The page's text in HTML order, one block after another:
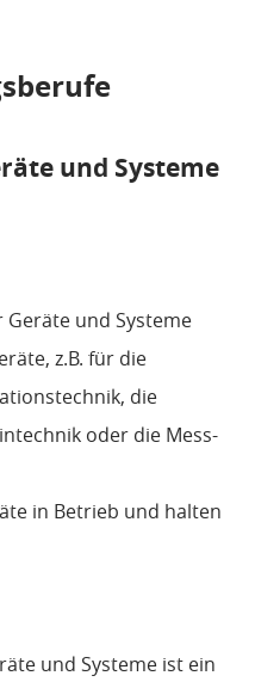
und Systeme
und Systeme
z.B. für die
die
oder die Mess-
in Betrieb und halten
und Systeme ist ein